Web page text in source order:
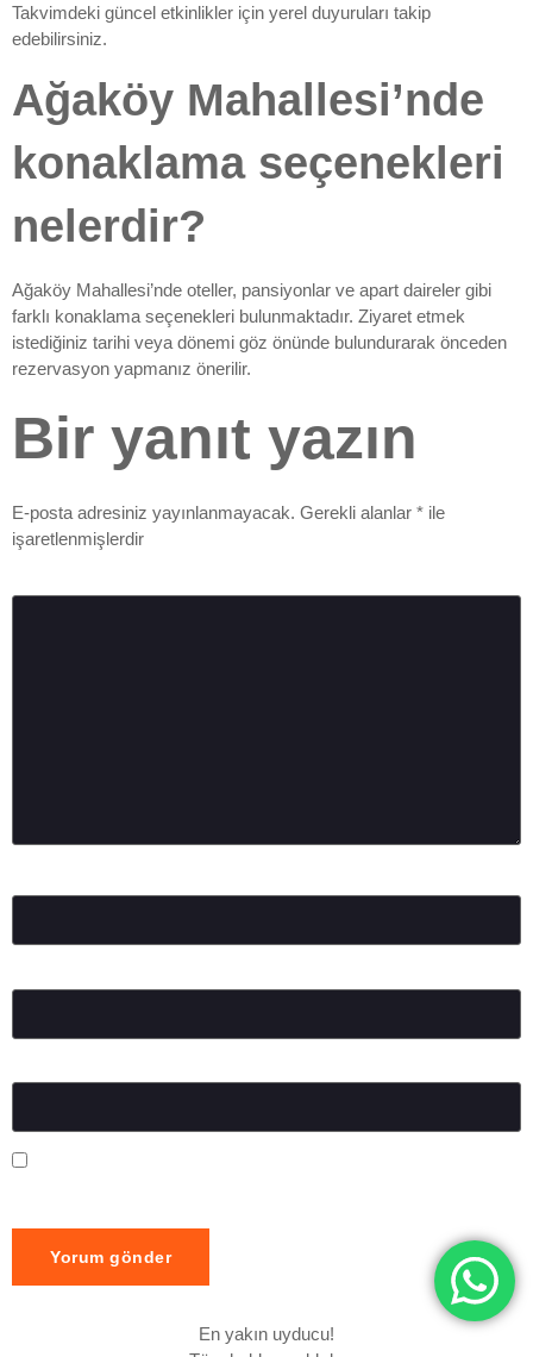
Takvimdeki güncel etkinlikler için yerel duyuruları takip
edebilirsiniz.
Ağaköy Mahallesi’nde
konaklama seçenekleri
nelerdir?
Ağaköy Mahallesi’nde oteller, pansiyonlar ve apart daireler gibi
farklı konaklama seçenekleri bulunmaktadır. Ziyaret etmek
istediğiniz tarihi veya dönemi göz önünde bulundurarak önceden
rezervasyon yapmanız önerilir.
Bir yanıt yazın
E-posta adresiniz yayınlanmayacak. Gerekli alanlar * ile
işaretlenmişlerdir
En yakın uyducu!